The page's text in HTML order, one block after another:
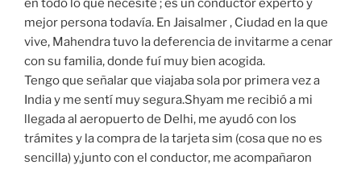
en todo lo que necesité ; es un conductor experto y
mejor persona todavía. En Jaisalmer , Ciudad en la que
vive, Mahendra tuvo la deferencia de invitarme a cenar
con su familia, donde fuí muy bien acogida.
Tengo que señalar que viajaba sola por primera vez a
India y me sentí muy segura.Shyam me recibió a mi
llegada al aeropuerto de Delhi, me ayudó con los
trámites y la compra de la tarjeta sim (cosa que no es
sencilla) y,junto con el conductor, me acompañaron